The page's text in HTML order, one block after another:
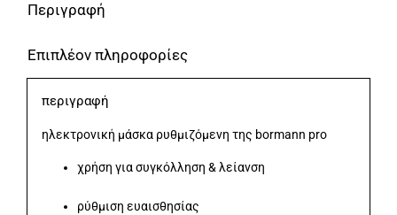
Περιγραφή
Επιπλέον πληροφορίες
περιγραφή
ηλεκτρονική μάσκα ρυθμιζόμενη της bormann pro
χρήση για συγκόλληση & λείανση
ρύθμιση ευαισθησίας